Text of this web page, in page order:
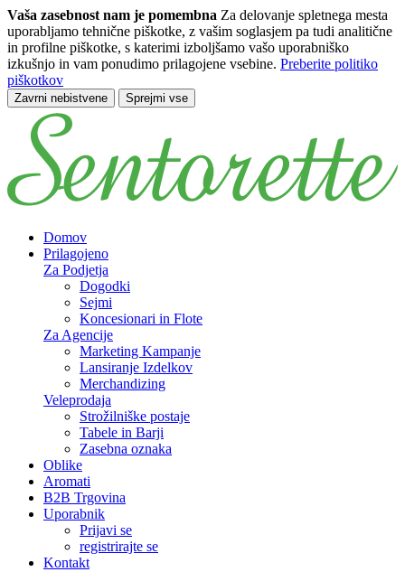
Vaša zasebnost nam je pomembna Za delovanje spletnega mesta
uporabljamo tehnične piškotke, z vašim soglasjem pa tudi analitične
in profilne piškotke, s katerimi izboljšamo vašo uporabniško
izkušnjo in vam ponudimo prilagojene vsebine. Preberite politiko
piškotkov
Zavrni nebistvene Sprejmi vse
Preskoči na glavno vsebino
Domov
Prilagojeno
Za Podjetja
Dogodki
Sejmi
Koncesionari in Flote
Za Agencije
Marketing Kampanje
Lansiranje Izdelkov
Merchandizing
Veleprodaja
Strožilniške postaje
Tabele in Barji
Zasebna oznaka
Oblike
Aromati
B2B Trgovina
Uporabnik
Prijavi se
registrirajte se
Kontakt